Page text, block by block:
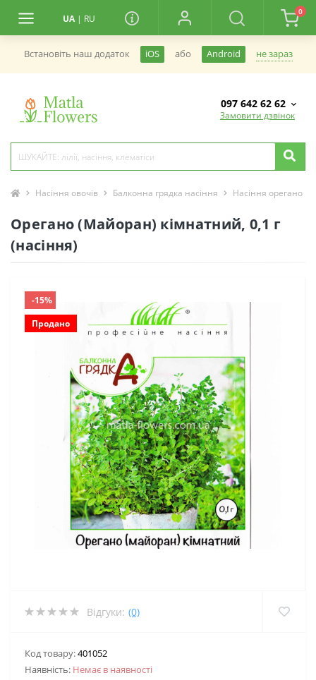
UA | RU
0
Встановiть наш додаток iOS або Android не зараз
097 642 62 62
Замовити дзвінок
Насіння овочів Балконна грядка насіння Насіння орегано
Орегано (Майоран) кімнатний, 0,1 г
(насіння)
-15%
Продано
Відгуки: (0)
Код товару:401052
Наявність: Немає в наявностi